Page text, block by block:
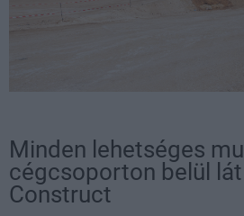
Minden lehetséges
cégcsoporton belül lát
Construct